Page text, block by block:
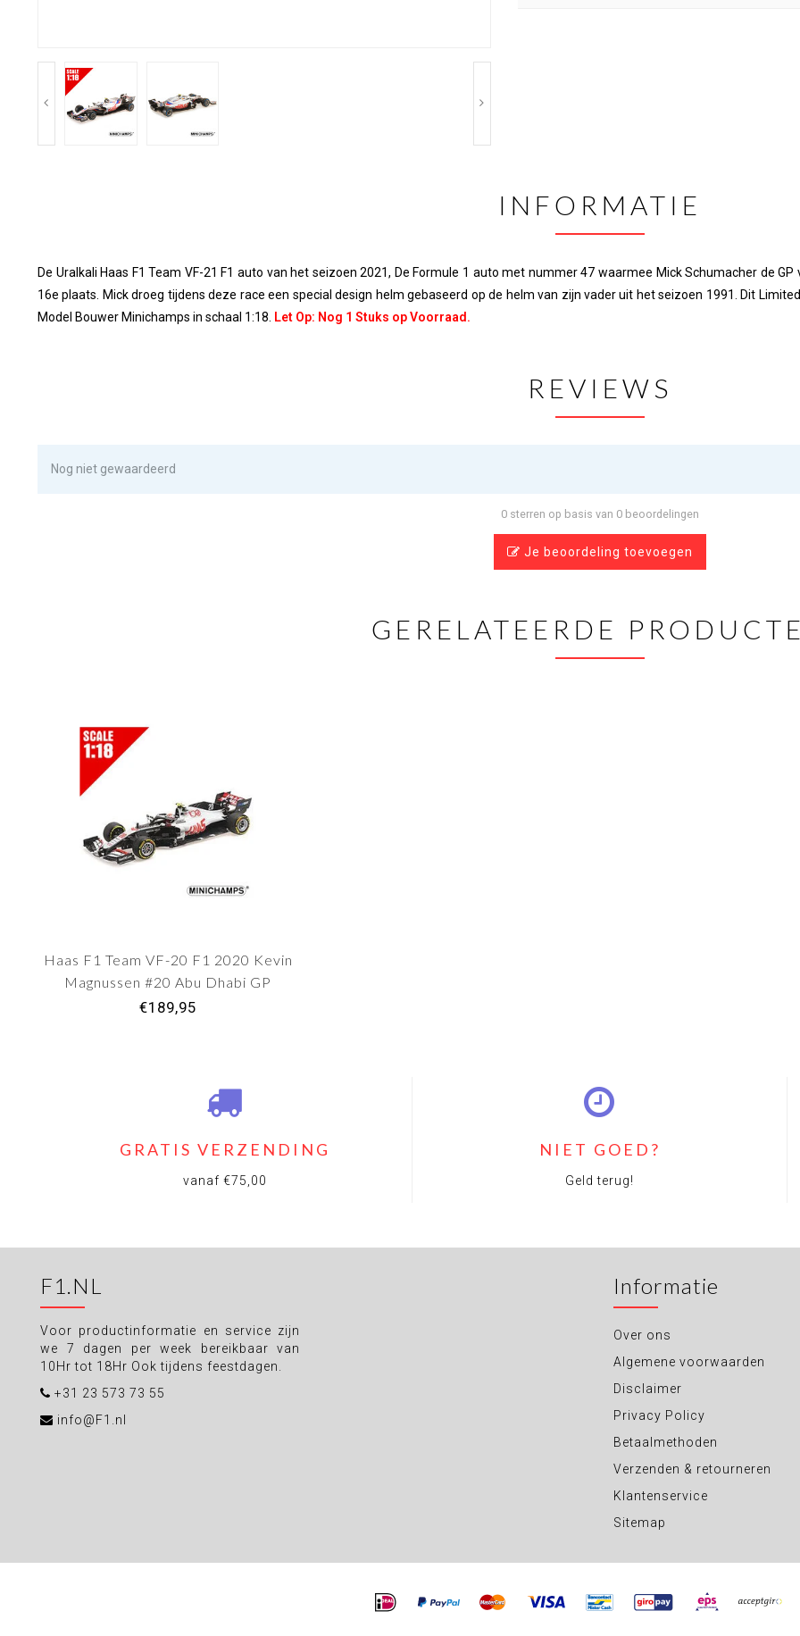
INFORMATIE
De Uralkali Haas F1 Team VF-21 F1 auto van het seizoen 2021, De Formule 1 auto met nummer 47 waarmee Mick Schumacher de
16e plaats. Mick droeg tijdens deze race een special design helm gebaseerd op de helm van zijn vader uit het seizoen 1991. Dit
Model Bouwer Minichamps in schaal 1:18 Let Op: Nog 1 Stuks op Voorraad.
REVIEWS
Nog niet gewaardeerd
0 sterren op basis van 0 beoordelingen
Je beoordeling toevoegen
GERELATEERDE
Haas F1 Team VF-20 F1 2020 Kevin
Magnussen #20 Abu Dhabi GP
€189,95
GRATIS VERZENDING
vanaf €75,00
NIET GOED?
Geld terug!
F1.NL
Voor productinformatie en service zijn
we 7 dagen per week bereikbaar van
10Hr tot 18Hr Ook tijdens feestdagen.
+31 23 573 73 55
info@F1.nl
Informatie
Over ons
Algemene voorwaarden
Disclaimer
Privacy Policy
Betaalmethoden
Verzenden & retourneren
Klantenservice
Sitemap